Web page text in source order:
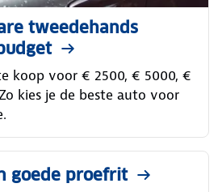
tweedehands
koop voor € 2500, € 5000, €
kies je de beste auto voor
goede proefrit